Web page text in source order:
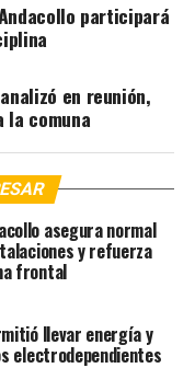
participará
en reunión,
la comuna
asegura normal
y refuerza
frontal
llevar energía y
electrodependientes